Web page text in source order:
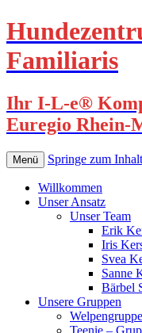
Familiaris
Ihr I-L-e®
Euregio Rhein-
Menü Springe zum Inhalt
Willkommen
Unser Ansatz
Unser Team
Erik
Iris
Svea
Sanne
Bärbel
Unsere Gruppen
Teenie –